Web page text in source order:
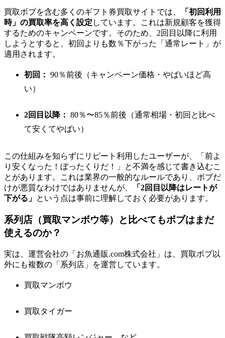
買取ボブを含む多くのギフト券買取サイトでは、
「初回利用
時」の買取率を高く設定 しています。これは新規顧客を獲得
するためのキャンペーンです。そのため、2回目以降に利用
しようとすると、初回よりも数％下がった「通常レート」が
適用されます。
初回： 90％前後（キャンペーン価格・やばいほど高
い）
2回目以降： 80％〜85％前後（通常相場・初回と比べ
て安くてやばい）
この仕組みを知らずにリピート利用したユーザーが、「前よ
り安くなった！ぼったくりだ！」と不満を感じて書き込むこ
とがあります。これは業界の一般的なルールであり、ボブだ
けが悪質なわけではありませんが、
「2回目以降はレートが
下がる」 という点は事前に理解しておく必要があります。
系列店（買取マンボウ等）と比べてもボブはまだ
使えるのか？
実は、運営会社の「お魚通販.com株式会社」は、買取ボブ以
外にも複数の「系列店」を運営しています。
買取マンボウ
買取タイガー